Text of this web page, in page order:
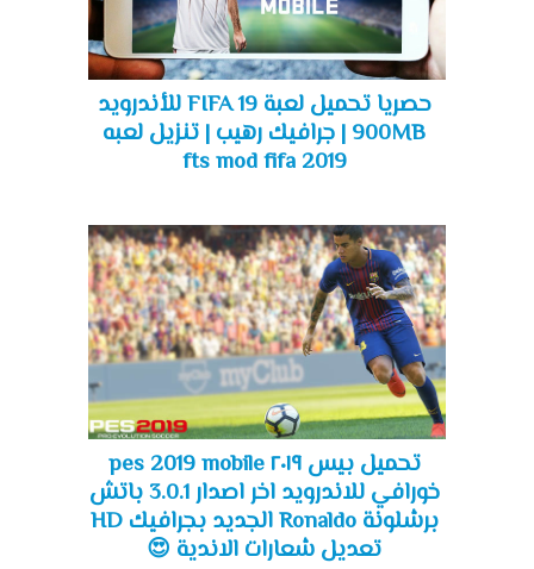
حصريا تحميل لعبة FIFA 19 للأندرويد
900MB | جرافيك رهيب | تنزيل لعبه
fts mod fifa 2019
تحميل بيس ٢٠١٩ pes 2019 mobile
خورافي للاندرويد اخر اصدار 3.0.1 باتش
برشلونة Ronaldo الجديد بجرافيك HD
تعديل شعارات الاندية 😍